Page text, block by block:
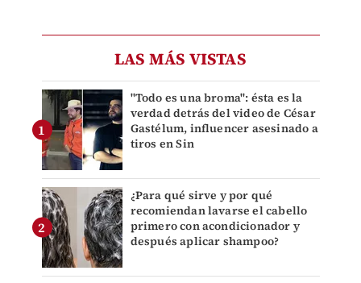
LAS MÁS VISTAS
"Todo es una broma": ésta es la
verdad detrás del video de César
Gastélum, influencer asesinado a
tiros en Sin
¿Para qué sirve y por qué
recomiendan lavarse el cabello
primero con acondicionador y
después aplicar shampoo?